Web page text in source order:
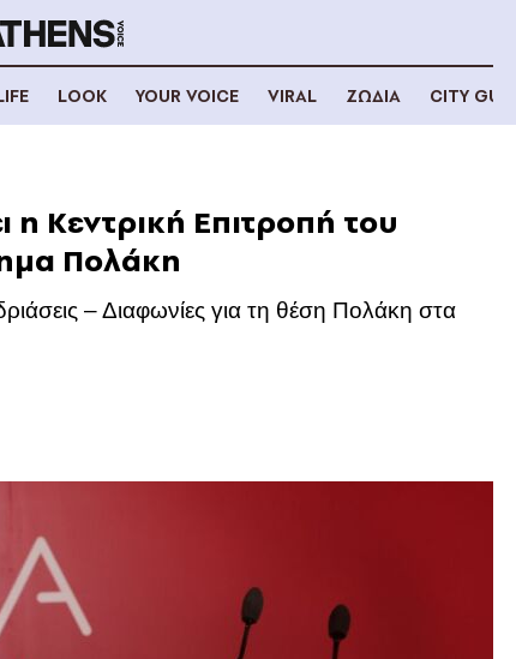
LOOK YOUR VOICE VIRAL ΖΩΔΙΑ CITY GUIDE
η Κεντρική Επιτροπή του
Πολάκη
– Διαφωνίες για τη θέση Πολάκη στα